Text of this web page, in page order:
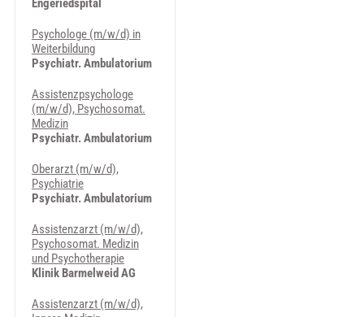
Engeriedspital
Psychologe (m/w/d) in
Weiterbildung
Psychiatr. Ambulatorium
Assistenzpsychologe
(m/w/d), Psychosomat.
Medizin
Psychiatr. Ambulatorium
Oberarzt (m/w/d),
Psychiatrie
Psychiatr. Ambulatorium
Assistenzarzt (m/w/d),
Psychosomat. Medizin
und Psychotherapie
Klinik Barmelweid AG
Assistenzarzt (m/w/d),